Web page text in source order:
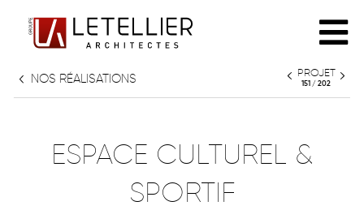
L'AGENCE
ÉQUIPE
RÉALISATIONS
TOUT
ESPACE CULTUREL &
SPORTIF
NOS RÉALISATIONS PROJET
151 / 202